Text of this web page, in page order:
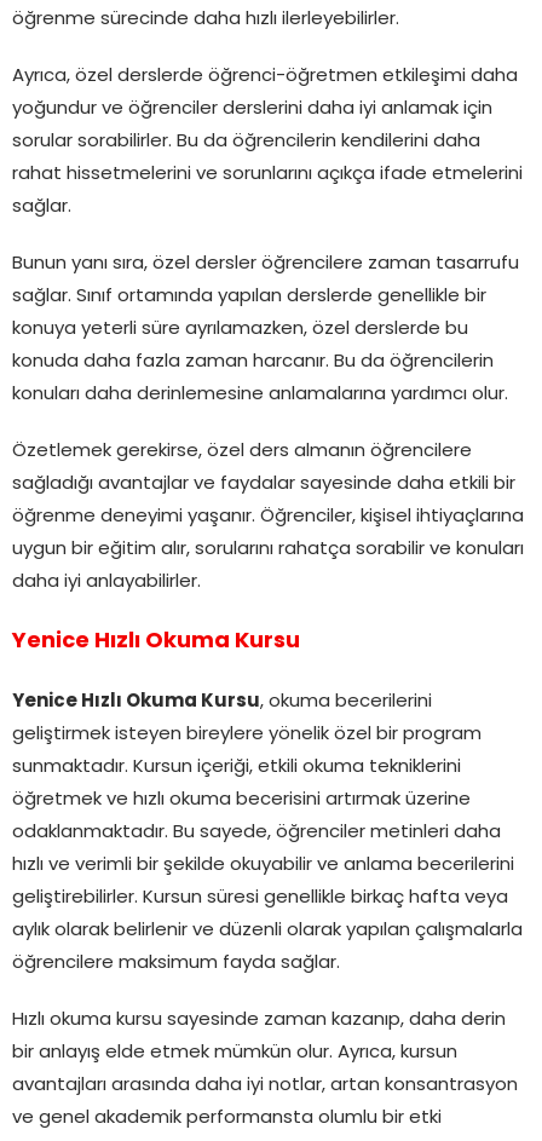
öğrenme sürecinde daha hızlı ilerleyebilirler.
Ayrıca, özel derslerde öğrenci-öğretmen etkileşimi daha
yoğundur ve öğrenciler derslerini daha iyi anlamak için
sorular sorabilirler. Bu da öğrencilerin kendilerini daha
rahat hissetmelerini ve sorunlarını açıkça ifade etmelerini
sağlar.
Bunun yanı sıra, özel dersler öğrencilere zaman tasarrufu
sağlar. Sınıf ortamında yapılan derslerde genellikle bir
konuya yeterli süre ayrılamazken, özel derslerde bu
konuda daha fazla zaman harcanır. Bu da öğrencilerin
konuları daha derinlemesine anlamalarına yardımcı olur.
Özetlemek gerekirse, özel ders almanın öğrencilere
sağladığı avantajlar ve faydalar sayesinde daha etkili bir
öğrenme deneyimi yaşanır. Öğrenciler, kişisel ihtiyaçlarına
uygun bir eğitim alır, sorularını rahatça sorabilir ve konuları
daha iyi anlayabilirler.
Yenice Hızlı Okuma Kursu
Yenice Hızlı Okuma Kursu, okuma becerilerini
geliştirmek isteyen bireylere yönelik özel bir program
sunmaktadır. Kursun içeriği, etkili okuma tekniklerini
öğretmek ve hızlı okuma becerisini artırmak üzerine
odaklanmaktadır. Bu sayede, öğrenciler metinleri daha
hızlı ve verimli bir şekilde okuyabilir ve anlama becerilerini
geliştirebilirler. Kursun süresi genellikle birkaç hafta veya
aylık olarak belirlenir ve düzenli olarak yapılan çalışmalarla
öğrencilere maksimum fayda sağlar.
Hızlı okuma kursu sayesinde zaman kazanıp, daha derin
bir anlayış elde etmek mümkün olur. Ayrıca, kursun
avantajları arasında daha iyi notlar, artan konsantrasyon
ve genel akademik performansta olumlu bir etki